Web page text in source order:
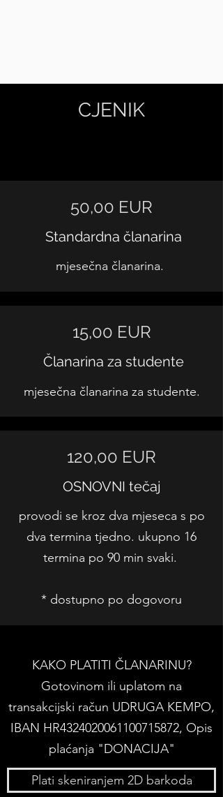
CJENIK
50,00 EUR
Standardna članarina
mjesečna članarina.
15,00 EUR
Članarina za studente
mjesečna članarina za studente.
120,00 EUR
OSNOVNI tečaj
provodi se kroz dva mjeseca s po
dva termina tjedno. ukupno 16
termina po 90 min svaki.
* dostupno po dogovoru
KAKO PLATITI ČLANARINU?
Gotovinom ili uplatom na
transakcijski račun UDRUGA KEMPO,
IBAN HR4324020061100715872, Opis
plaćanja "DONACIJA"
Plati skeniranjem 2D barkoda